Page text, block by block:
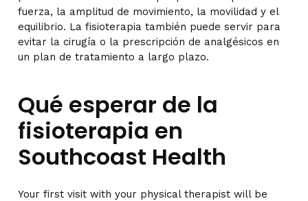
fuerza, la amplitud de movimiento, la movilidad y el
equilibrio. La fisioterapia también puede servir para
evitar la cirugía o la prescripción de analgésicos en
un plan de tratamiento a largo plazo.
Qué esperar de la
fisioterapia en
Southcoast Health
Your first visit with your physical therapist will be